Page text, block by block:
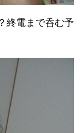
終電まで呑む予